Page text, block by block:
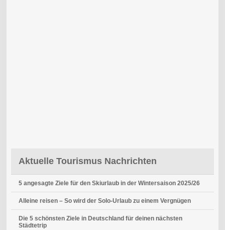
Aktuelle Tourismus Nachrichten
5 angesagte Ziele für den Skiurlaub in der Wintersaison 2025/26
Alleine reisen – So wird der Solo-Urlaub zu einem Vergnügen
Die 5 schönsten Ziele in Deutschland für deinen nächsten
Städtetrip